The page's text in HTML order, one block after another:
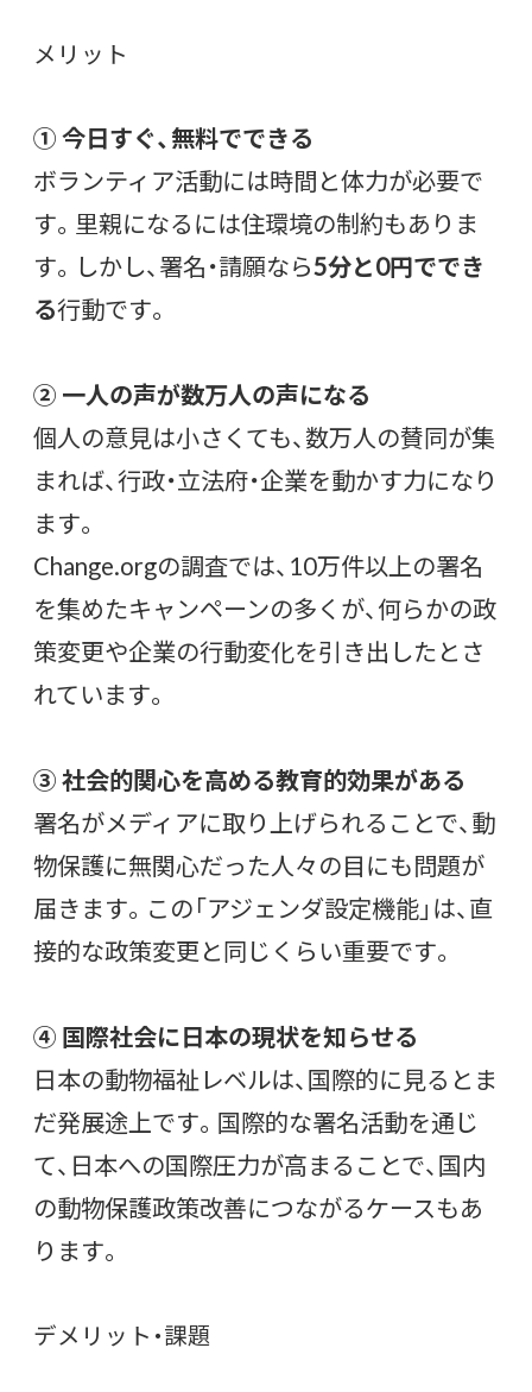
メリット
① 今日すぐ、無料でできる
ボランティア活動には時間と体力が必要で
す。里親になるには住環境の制約もありま
す。しかし、署名・請願なら5分と0円ででき
る行動です。
② 一人の声が数万人の声になる
個人の意見は小さくても、数万人の賛同が集
まれば、行政・立法府・企業を動かす力になり
ます。
Change.orgの調査では、10万件以上の署名
を集めたキャンペーンの多くが、何らかの政
策変更や企業の行動変化を引き出したとさ
れています。
③ 社会的関心を高める教育的効果がある
署名がメディアに取り上げられることで、動
物保護に無関心だった人々の目にも問題が
届きます。この「アジェンダ設定機能」は、直
接的な政策変更と同じくらい重要です。
④ 国際社会に日本の現状を知らせる
日本の動物福祉レベルは、国際的に見るとま
だ発展途上です。国際的な署名活動を通じ
て、日本への国際圧力が高まることで、国内
の動物保護政策改善につながるケースもあ
ります。
デメリット・課題